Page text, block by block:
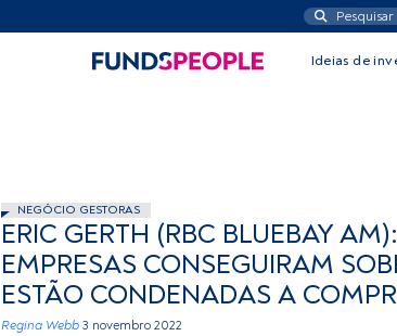
Ideias de
NEGÓCIO GESTORAS
ERIC GERTH (RBC BLUEBAY
EMPRESAS CONSEGUIRAM
ESTÃO CONDENADAS A
Regina Webb 3 novembro 2022